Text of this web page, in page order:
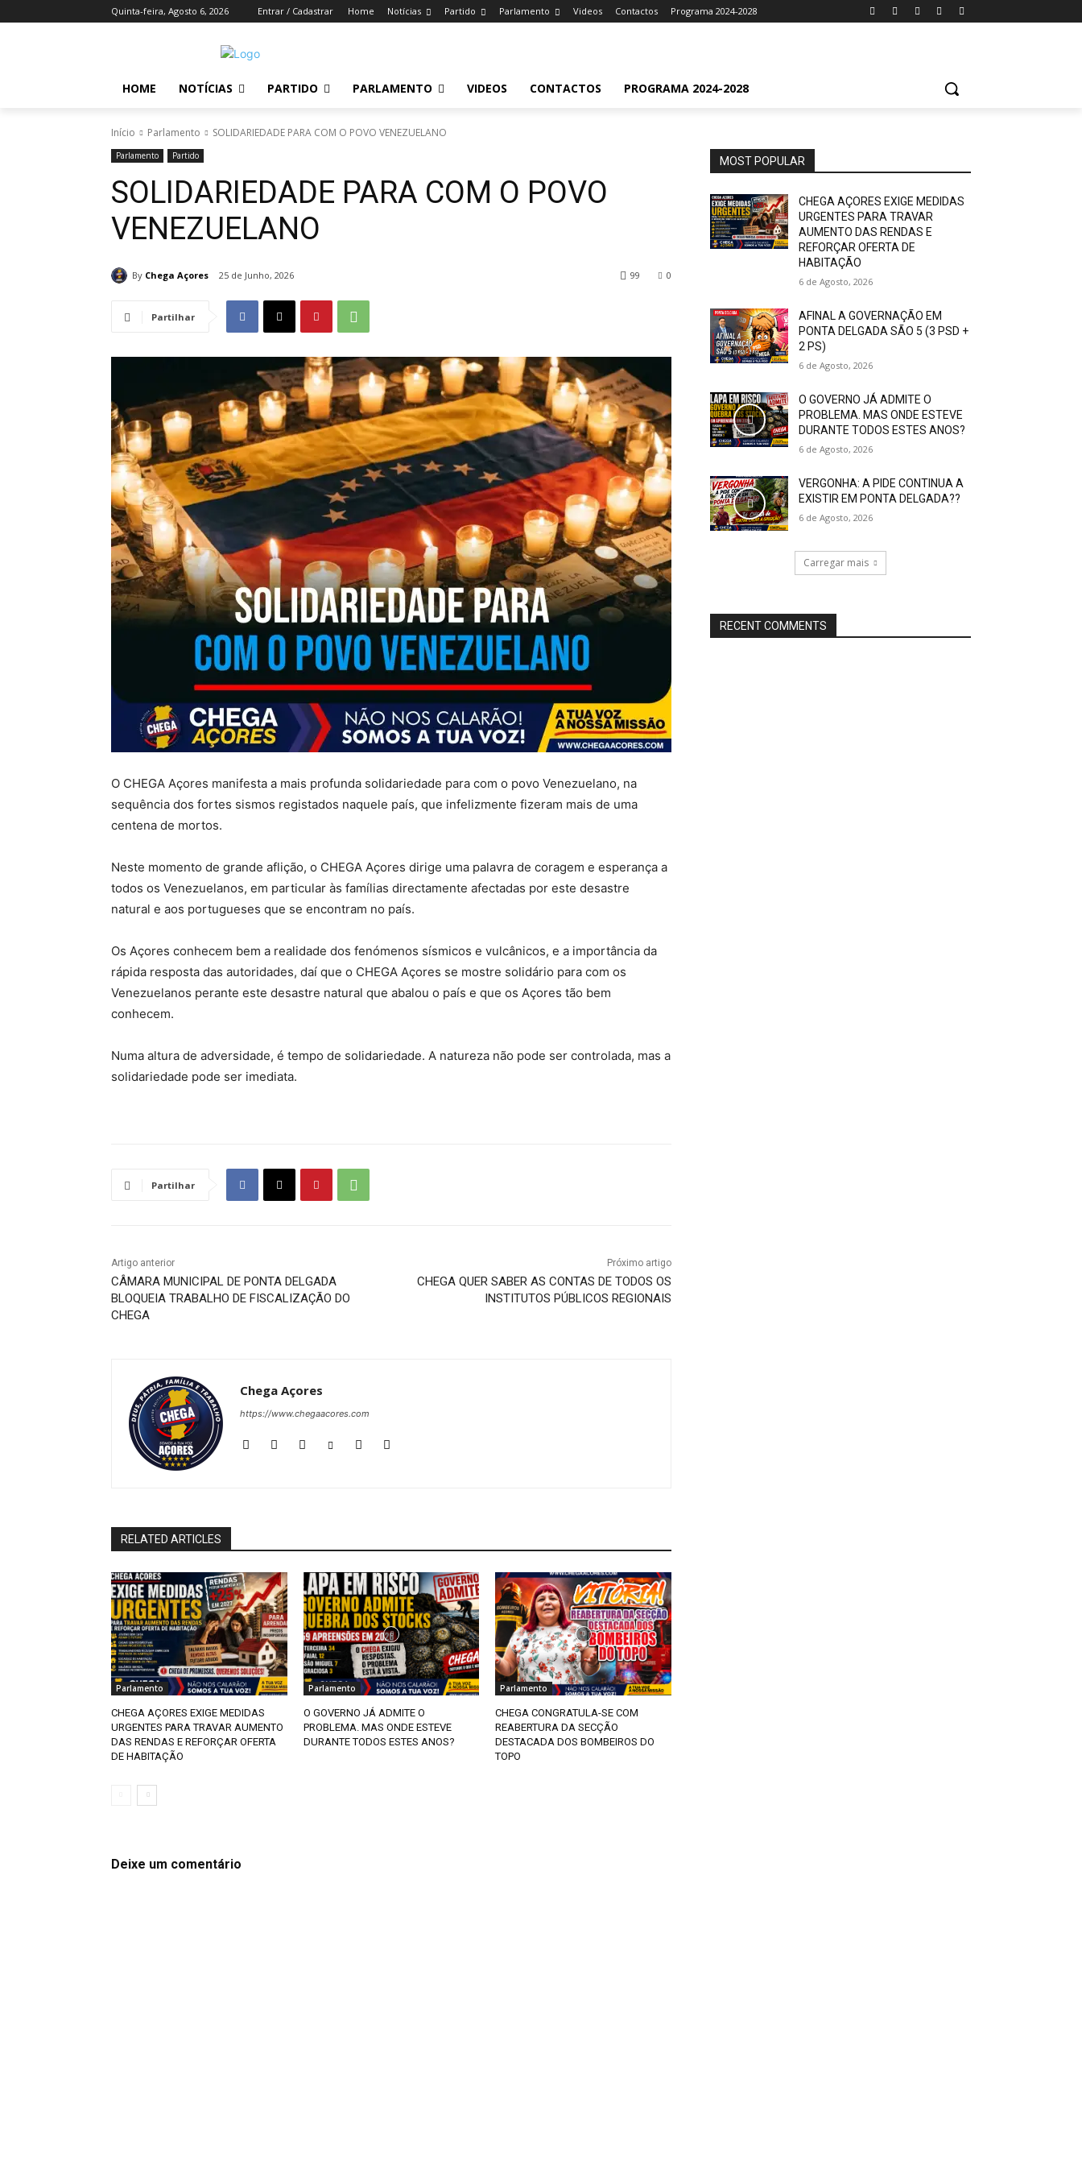
Quinta-feira, Agosto 6, 2026 Entrar / Cadastrar Home Notícias Partido Parlamento Videos Contactos Programa 2024-2028
HOME NOTÍCIAS PARTIDO PARLAMENTO VIDEOS CONTACTOS PROGRAMA 2024-2028
Início Parlamento SOLIDARIEDADE PARA COM O POVO VENEZUELANO
Parlamento Partido
SOLIDARIEDADE PARA COM O POVO
VENEZUELANO
By Chega Açores 25 de Junho, 2026 0
99
Partilhar
O CHEGA Açores manifesta a mais profunda solidariedade para com o povo Venezuelano, na
sequência dos fortes sismos registados naquele país, que infelizmente fizeram mais de uma
centena de mortos.
Neste momento de grande aflição, o CHEGA Açores dirige uma palavra de coragem e esperança a
todos os Venezuelanos, em particular às famílias directamente afectadas por este desastre
natural e aos portugueses que se encontram no país.
Os Açores conhecem bem a realidade dos fenómenos sísmicos e vulcânicos, e a importância da
rápida resposta das autoridades, daí que o CHEGA Açores se mostre solidário para com os
Venezuelanos perante este desastre natural que abalou o país e que os Açores tão bem
conhecem.
Numa altura de adversidade, é tempo de solidariedade. A natureza não pode ser controlada, mas a
solidariedade pode ser imediata.
Partilhar
Artigo anterior
CÂMARA MUNICIPAL DE PONTA DELGADA
BLOQUEIA TRABALHO DE FISCALIZAÇÃO DO
CHEGA
Próximo artigo
CHEGA QUER SABER AS CONTAS DE TODOS OS
INSTITUTOS PÚBLICOS REGIONAIS
Chega Açores
https://www.chegaacores.com
RELATED ARTICLES
Parlamento
CHEGA AÇORES EXIGE MEDIDAS
URGENTES PARA TRAVAR AUMENTO
DAS RENDAS E REFORÇAR OFERTA
DE HABITAÇÃO
Parlamento
O GOVERNO JÁ ADMITE O
PROBLEMA. MAS ONDE ESTEVE
DURANTE TODOS ESTES ANOS?
Parlamento
CHEGA CONGRATULA-SE COM
REABERTURA DA SECÇÃO
DESTACADA DOS BOMBEIROS DO
TOPO
Deixe um comentário
MOST POPULAR
CHEGA AÇORES EXIGE MEDIDAS
URGENTES PARA TRAVAR
AUMENTO DAS RENDAS E
REFORÇAR OFERTA DE
HABITAÇÃO
6 de Agosto, 2026
AFINAL A GOVERNAÇÃO EM
PONTA DELGADA SÃO 5 (3 PSD +
2 PS)
6 de Agosto, 2026
O GOVERNO JÁ ADMITE O
PROBLEMA. MAS ONDE ESTEVE
DURANTE TODOS ESTES ANOS?
6 de Agosto, 2026
VERGONHA: A PIDE CONTINUA A
EXISTIR EM PONTA DELGADA??
6 de Agosto, 2026
Carregar mais
RECENT COMMENTS